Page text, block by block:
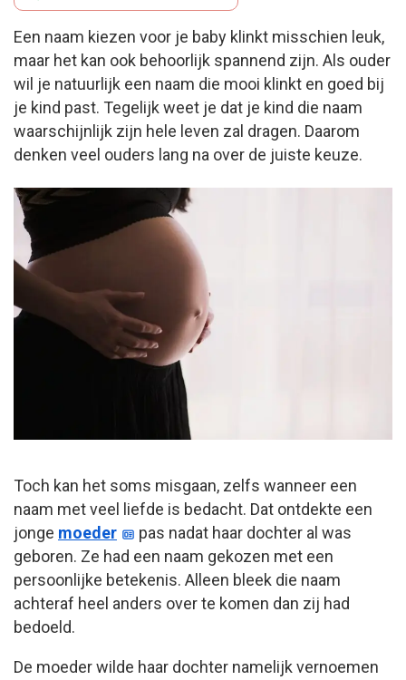
Een naam kiezen voor je baby klinkt misschien leuk,
maar het kan ook behoorlijk spannend zijn. Als ouder
wil je natuurlijk een naam die mooi klinkt en goed bij
je kind past. Tegelijk weet je dat je kind die naam
waarschijnlijk zijn hele leven zal dragen. Daarom
denken veel ouders lang na over de juiste keuze.
Toch kan het soms misgaan, zelfs wanneer een
naam met veel liefde is bedacht. Dat ontdekte een
jonge moeder
pas nadat haar dochter al was
geboren. Ze had een naam gekozen met een
persoonlijke betekenis. Alleen bleek die naam
achteraf heel anders over te komen dan zij had
bedoeld.
De moeder wilde haar dochter namelijk vernoemen